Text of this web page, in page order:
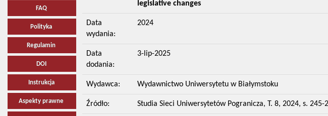
FAQ
Polityka
Regulamin
DOI
Instrukcja
Aspekty prawne
legislative changes
Data
wydania:
2024
Data
dodania:
3-lip-2025
Wydawca: Wydawnictwo Uniwersytetu w Białymstoku
Źródło: Studia Sieci Uniwersytetów Pogranicza, T. 8, 2024, s. 245-